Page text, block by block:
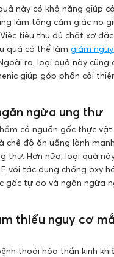
này có khả năng giúp
làm tăng cảm giác no
tiêu thụ đủ chất xơ
quả có thể làm giảm
Ngoài ra, loại quả này cũng
giúp góp phần cải
ngừa ung thư
có nguồn gốc thực vật
chế độ ăn uống lành
thư. Hơn nữa, loại quả
với tác dụng chống oxy
gốc tự do và ngăn ngừa
thiểu nguy cơ
thoái hóa thần kinh